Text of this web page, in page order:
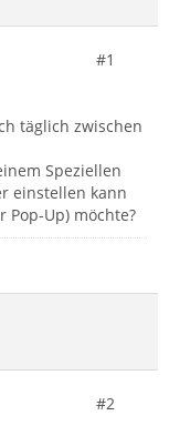
#1
täglich zwischen
Speziellen
einstellen kann
Pop-Up) möchte?
#2